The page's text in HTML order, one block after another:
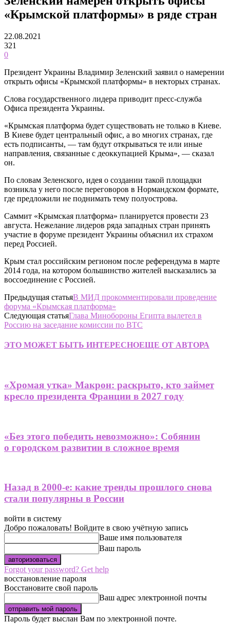
«Крымской платформы» в ряде стран
22.08.2021
321
0
Президент Украины Владимир Зеленский заявил о намерении
открыть офисы «Крымской платформы» в некторых странах.
Слова государственного лидера приводит пресс-служба
Офиса президента Украины.
«Крымская платформа будет существовать не только в Киеве.
В Киеве будет центральный офис, а во многих странах, где
есть подписанты, — там будут открываться те или иные
направления, связанные с деоккупацией Крыма», — сказал
он.
По словам Зеленского, идея о создании такой площадки
возникла у него после переговоров в Нормандском формате,
где предложили не поднимать тему полуострова.
Саммит «Крымская платформа» планируется провести 23
августа. Нежелание лидеров ряда западных стран принять
участие в форуме президент Украины объяснил их страхом
перед Россией.
Крым стал российским регионом после референдума в марте
2014 года, на котором большинство жителей высказались за
воссоединение с Россией.
Предыдущая статьяВ МИД прокомментировали проведение
форума «Крымская платформа»
Следующая статьяГлава Минобороны Египта вылетел в
Россию на заседание комиссии по ВТС
ЭТО МОЖЕТ БЫТЬ ИНТЕРЕСНОЕЩЕ ОТ АВТОРА
«Хромая утка» Макрон: раскрыто, кто займет
кресло президента Франции в 2027 году
«Без этого победить невозможно»: Собянин
о городском развитии в сложное время
Назад в 2000-е: какие тренды прошлого снова
стали популярны в России
войти в систему
Добро пожаловать! Войдите в свою учётную запись
Ваше имя пользователя
Ваш пароль
Forgot your password? Get help
восстановление пароля
Восстановите свой пароль
Ваш адрес электронной почты
Пароль будет выслан Вам по электронной почте.